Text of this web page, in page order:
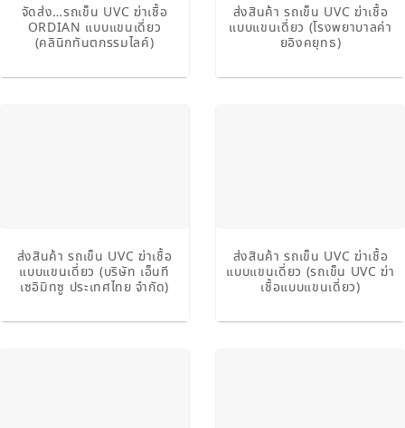
จัดส่ง…รถเข็น UVC ฆ่าเชื้อ
ORDIAN แบบแขนเดี่ยว
(คลินิกทันตกรรมไลค์)
ส่งสินค้า รถเข็น UVC ฆ่าเชื้อ
แบบแขนเดี่ยว (โรงพยาบาลค่า
ยอิงคยุทธ)
ส่งสินค้า รถเข็น UVC ฆ่าเชื้อ
แบบแขนเดี่ยว (บริษัท เอ็นที
เซอิมิทซู ประเทศไทย จำกัด)
ส่งสินค้า รถเข็น UVC ฆ่าเชื้อ
แบบแขนเดี่ยว (รถเข็น UVC ฆ่า
เชื้อแบบแขนเดี่ยว)